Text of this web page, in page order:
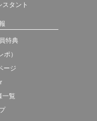
タント
特典
）
ージ
一覧